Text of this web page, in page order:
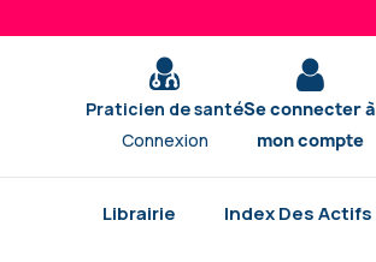
Praticien de santé
Connexion
Se connecter à
mon compte
Librairie Index Des Actifs